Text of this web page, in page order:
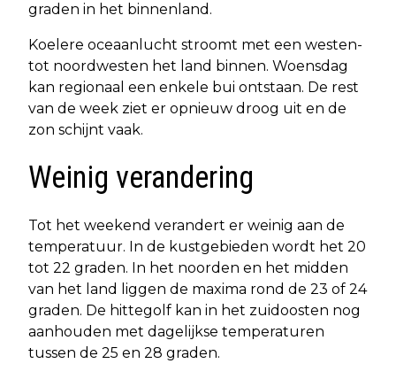
graden in het binnenland.
Koelere oceaanlucht stroomt met een westen-
tot noordwesten het land binnen. Woensdag
kan regionaal een enkele bui ontstaan. De rest
van de week ziet er opnieuw droog uit en de
zon schijnt vaak.
Weinig verandering
Tot het weekend verandert er weinig aan de
temperatuur. In de kustgebieden wordt het 20
tot 22 graden. In het noorden en het midden
van het land liggen de maxima rond de 23 of 24
graden. De hittegolf kan in het zuidoosten nog
aanhouden met dagelijkse temperaturen
tussen de 25 en 28 graden.